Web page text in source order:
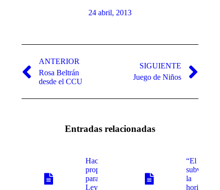
24 abril, 2013
entre
publicaciones
ANTERIOR
Publicación
anterior:
Rosa Beltrán
desde el CCU
SIGUIENTE
Publicación
siguiente:
Juego de Niños
Entradas relacionadas
Hacen
propuestas
para nueva
Ley Federal de
“El acto
la